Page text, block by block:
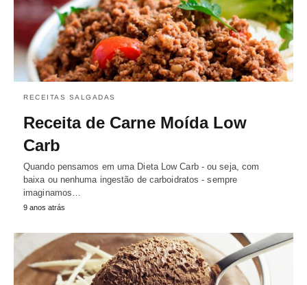
RECEITAS SALGADAS
Receita de Carne Moída Low
Carb
Quando pensamos em uma Dieta Low Carb - ou seja, com
baixa ou nenhuma ingestão de carboidratos - sempre
imaginamos…
9 anos atrás